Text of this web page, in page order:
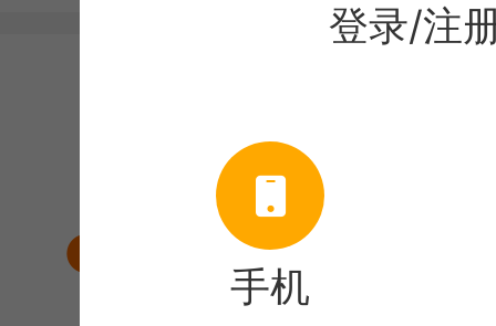
电商视频标准拍摄和剪
登录/注
手机